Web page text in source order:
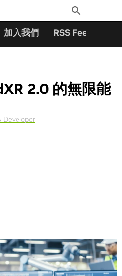
Toggle
Search
加入我們 RSS Feeds
2.0 的無限能
Developer